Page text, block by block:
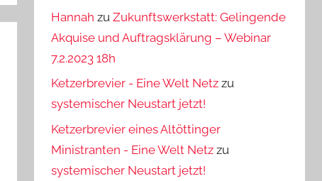
Hannah zuZukunftswerkstatt: Gelingende
Akquise und Auftragsklärung – Webinar
7.2.2023 18h
Ketzerbrevier - Eine Welt Netz zu
systemischer Neustart jetzt!
Ketzerbrevier eines Altöttinger
Ministranten - Eine Welt Netz zu
systemischer Neustart jetzt!